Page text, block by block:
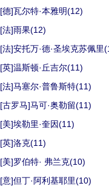
[德]瓦尔特·本雅明(12)
[法]雨果(12)
[法]安托万·德·圣埃克苏佩里
[英]温斯顿·丘吉尔(11)
[法]马塞尔·普鲁斯特(11)
[古罗马]马可·奥勒留(11)
[美]埃勒里·奎因(11)
[英]洛克(11)
[美]罗伯特· 弗兰克(10)
[意]但丁·阿利基耶里(10)